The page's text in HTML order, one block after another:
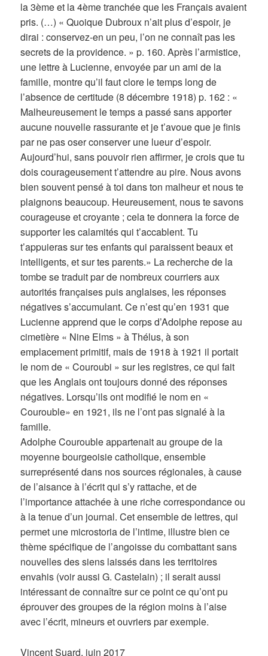
la 3ème et la 4ème tranchée que les Français avaient
pris. (…) « Quoique Dubroux n’ait plus d’espoir, je
dirai : conservez-en un peu, l’on ne connaît pas les
secrets de la providence. » p. 160. Après l’armistice,
une lettre à Lucienne, envoyée par un ami de la
famille, montre qu’il faut clore le temps long de
l’absence de certitude (8 décembre 1918) p. 162 : «
Malheureusement le temps a passé sans apporter
aucune nouvelle rassurante et je t’avoue que je finis
par ne pas oser conserver une lueur d’espoir.
Aujourd’hui, sans pouvoir rien affirmer, je crois que tu
dois courageusement t’attendre au pire. Nous avons
bien souvent pensé à toi dans ton malheur et nous te
plaignons beaucoup. Heureusement, nous te savons
courageuse et croyante ; cela te donnera la force de
supporter les calamités qui t’accablent. Tu
t’appuieras sur tes enfants qui paraissent beaux et
intelligents, et sur tes parents.» La recherche de la
tombe se traduit par de nombreux courriers aux
autorités françaises puis anglaises, les réponses
négatives s’accumulant. Ce n’est qu’en 1931 que
Lucienne apprend que le corps d’Adolphe repose au
cimetière « Nine Elms » à Thélus, à son
emplacement primitif, mais de 1918 à 1921 il portait
le nom de « Couroubi » sur les registres, ce qui fait
que les Anglais ont toujours donné des réponses
négatives. Lorsqu’ils ont modifié le nom en «
Courouble» en 1921, ils ne l’ont pas signalé à la
famille.
Adolphe Courouble appartenait au groupe de la
moyenne bourgeoisie catholique, ensemble
surreprésenté dans nos sources régionales, à cause
de l’aisance à l’écrit qui s’y rattache, et de
l’importance attachée à une riche correspondance ou
à la tenue d’un journal. Cet ensemble de lettres, qui
permet une microstoria de l’intime, illustre bien ce
thème spécifique de l’angoisse du combattant sans
nouvelles des siens laissés dans les territoires
envahis (voir aussi G. Castelain) ; il serait aussi
intéressant de connaître sur ce point ce qu’ont pu
éprouver des groupes de la région moins à l’aise
avec l’écrit, mineurs et ouvriers par exemple.
Vincent Suard, juin 2017